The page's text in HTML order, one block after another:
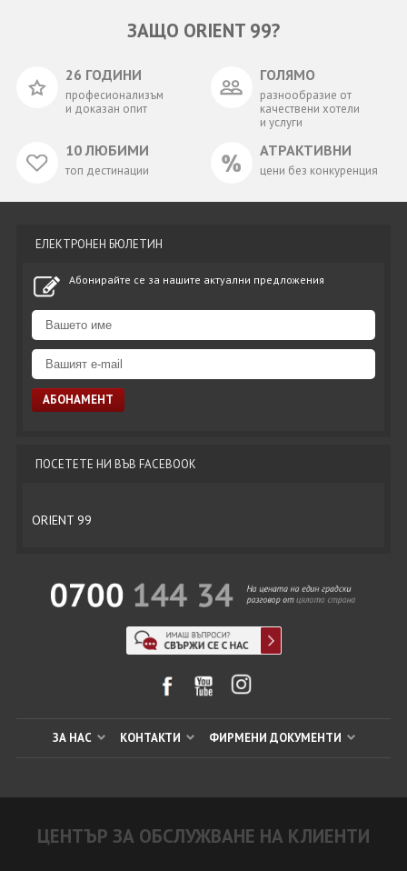
ЗАЩО ORIENT 99?
26 ГОДИНИ
професионализъм
и доказан опит
ГОЛЯМО
разнообразие от
качествени хотели
и услуги
10 ЛЮБИМИ
топ дестинации
АТРАКТИВНИ
цени без конкуренция
ЕЛЕКТРОНЕН БЮЛЕТИН
Абонирайте се за нашите актуални предложения
ПОСЕТЕТЕ НИ ВЪВ FACEBOOK
ORIENT 99
ЗА НАС КОНТАКТИ ФИРМЕНИ ДОКУМЕНТИ
ЦЕНТЪР ЗА ОБСЛУЖВАНЕ НА КЛИЕНТИ